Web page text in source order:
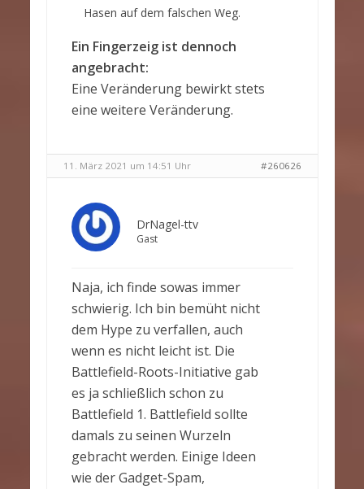
Hasen auf dem falschen Weg.
Ein Fingerzeig ist dennoch
angebracht:
Eine Veränderung bewirkt stets
eine weitere Veränderung.
11. März 2021 um 14:51 Uhr #260626
DrNagel-ttv
Gast
Naja, ich finde sowas immer
schwierig. Ich bin bemüht nicht
dem Hype zu verfallen, auch
wenn es nicht leicht ist. Die
Battlefield-Roots-Initiative gab
es ja schließlich schon zu
Battlefield 1. Battlefield sollte
damals zu seinen Wurzeln
gebracht werden. Einige Ideen
wie der Gadget-Spam,